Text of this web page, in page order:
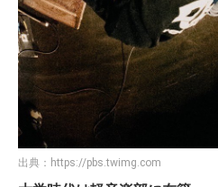
出典： https://pbs.twimg.com